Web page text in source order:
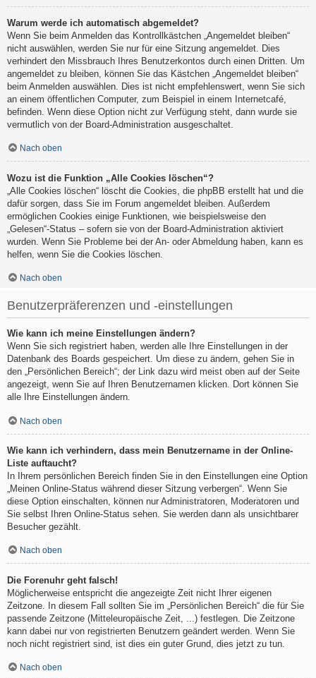
Warum werde ich automatisch abgemeldet?
Wenn Sie beim Anmelden das Kontrollkästchen „Angemeldet bleiben“
nicht auswählen, werden Sie nur für eine Sitzung angemeldet. Dies
verhindert den Missbrauch Ihres Benutzerkontos durch einen Dritten. Um
angemeldet zu bleiben, können Sie das Kästchen „Angemeldet bleiben“
beim Anmelden auswählen. Dies ist nicht empfehlenswert, wenn Sie sich
an einem öffentlichen Computer, zum Beispiel in einem Internetcafé,
befinden. Wenn diese Option nicht zur Verfügung steht, dann wurde sie
vermutlich von der Board-Administration ausgeschaltet.
Nach oben
Wozu ist die Funktion „Alle Cookies löschen“?
„Alle Cookies löschen“ löscht die Cookies, die phpBB erstellt hat und die
dafür sorgen, dass Sie im Forum angemeldet bleiben. Außerdem
ermöglichen Cookies einige Funktionen, wie beispielsweise den
„Gelesen“-Status – sofern sie von der Board-Administration aktiviert
wurden. Wenn Sie Probleme bei der An- oder Abmeldung haben, kann es
helfen, wenn Sie die Cookies löschen.
Nach oben
Benutzerpräferenzen und -einstellungen
Wie kann ich meine Einstellungen ändern?
Wenn Sie sich registriert haben, werden alle Ihre Einstellungen in der
Datenbank des Boards gespeichert. Um diese zu ändern, gehen Sie in
den „Persönlichen Bereich“; der Link dazu wird meist oben auf der Seite
angezeigt, wenn Sie auf Ihren Benutzernamen klicken. Dort können Sie
alle Ihre Einstellungen ändern.
Nach oben
Wie kann ich verhindern, dass mein Benutzername in der Online-
Liste auftaucht?
In Ihrem persönlichen Bereich finden Sie in den Einstellungen eine Option
„Meinen Online-Status während dieser Sitzung verbergen“. Wenn Sie
diese Option einschalten, können nur Administratoren, Moderatoren und
Sie selbst Ihren Online-Status sehen. Sie werden dann als unsichtbarer
Besucher gezählt.
Nach oben
Die Forenuhr geht falsch!
Möglicherweise entspricht die angezeigte Zeit nicht Ihrer eigenen
Zeitzone. In diesem Fall sollten Sie im „Persönlichen Bereich“ die für Sie
passende Zeitzone (Mitteleuropäische Zeit, ...) festlegen. Die Zeitzone
kann dabei nur von registrierten Benutzern geändert werden. Wenn Sie
noch nicht registriert sind, ist dies ein guter Grund, dies jetzt zu tun.
Nach oben